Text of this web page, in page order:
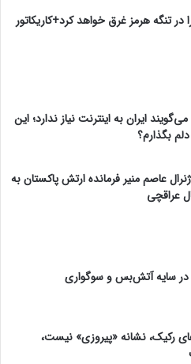
در تنگه هرمز غرق خواهد کرد+کاریکاتور
ایران به اینترنت نیاز ندارد؛ این
بگذارم؟
عاصم منیر فرمانده ارتش پاکستان به
عراقچی
در سایه آتش‌بس و سوگواری
رکیک، نشانه «پیروزی» نیست،